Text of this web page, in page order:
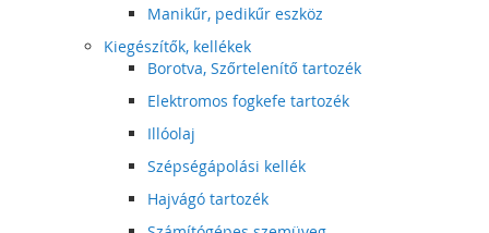
Manikűr, pedikűr eszköz
Kiegészítők, kellékek
Borotva, Szőrtelenítő tartozék
Elektromos fogkefe tartozék
Illóolaj
Szépségápolási kellék
Hajvágó tartozék